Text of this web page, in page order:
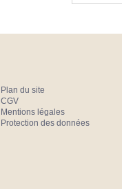
Plan du site
CGV
Mentions légales
Protection des données